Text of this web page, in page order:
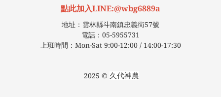
點此加入LINE:@wbg6889a
地址：雲林縣斗南鎮忠義街57號
電話：05-5955731
上班時間：Mon-Sat 9:00-12:00 / 14:00-17:30
2025 © 久代神農